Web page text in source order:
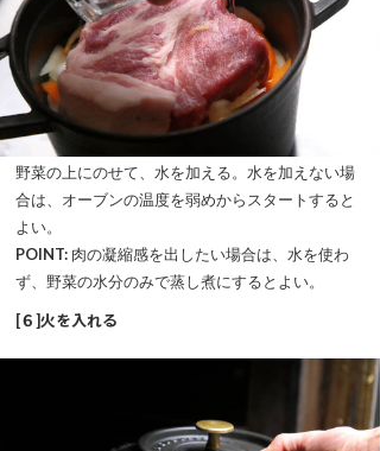
野菜の上にのせて、水を加える。水を加えない場
合は、オーブンの温度を弱めからスタートすると
よい。
POINT: 肉の凝縮感を出したい場合は、水を使わ
ず、野菜の水分のみで蒸し煮にするとよい。
[６]火を入れる